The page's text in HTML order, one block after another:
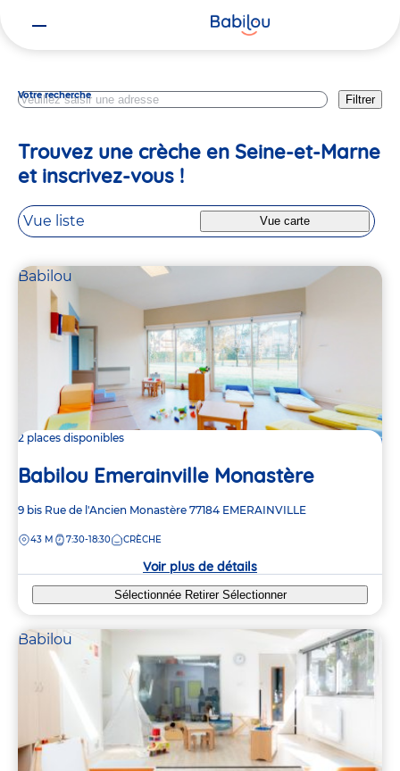
Votre recherche Filtrer
Trouvez une crèche en Seine-et-Marne
et inscrivez-vous !
Vue liste Vue carte
Babilou
2 places disponibles
Babilou Emerainville Monastère
Adresse
la
9 bis Rue de l'Ancien Monastère 77184 EMERAINVILLE
DISTANCE
43 M 7:30-18:30 CRÈCHE
Voir plus de détails
Sélectionnée Retirer Sélectionner
Babilou